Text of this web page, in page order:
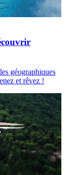
géographiques
et rêvez !